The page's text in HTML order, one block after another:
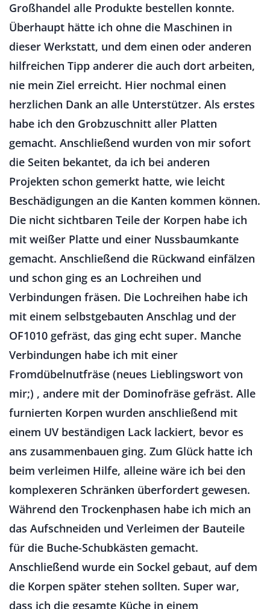
Großhandel alle Produkte bestellen konnte.
Überhaupt hätte ich ohne die Maschinen in
dieser Werkstatt, und dem einen oder anderen
hilfreichen Tipp anderer die auch dort arbeiten,
nie mein Ziel erreicht. Hier nochmal einen
herzlichen Dank an alle Unterstützer. Als erstes
habe ich den Grobzuschnitt aller Platten
gemacht. Anschließend wurden von mir sofort
die Seiten bekantet, da ich bei anderen
Projekten schon gemerkt hatte, wie leicht
Beschädigungen an die Kanten kommen können.
Die nicht sichtbaren Teile der Korpen habe ich
mit weißer Platte und einer Nussbaumkante
gemacht. Anschließend die Rückwand einfälzen
und schon ging es an Lochreihen und
Verbindungen fräsen. Die Lochreihen habe ich
mit einem selbstgebauten Anschlag und der
OF1010 gefräst, das ging echt super. Manche
Verbindungen habe ich mit einer
Fromdübelnutfräse (neues Lieblingswort von
mir;) , andere mit der Dominofräse gefräst. Alle
furnierten Korpen wurden anschließend mit
einem UV beständigen Lack lackiert, bevor es
ans zusammenbauen ging. Zum Glück hatte ich
beim verleimen Hilfe, alleine wäre ich bei den
komplexeren Schränken überfordert gewesen.
Während den Trockenphasen habe ich mich an
das Aufschneiden und Verleimen der Bauteile
für die Buche-Schubkästen gemacht.
Anschließend wurde ein Sockel gebaut, auf dem
die Korpen später stehen sollten. Super war,
dass ich die gesamte Küche in einem